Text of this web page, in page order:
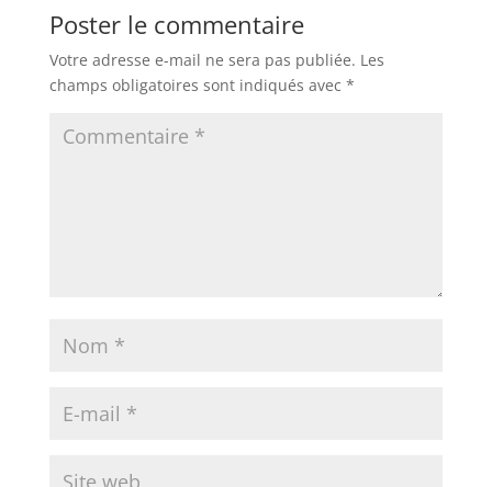
Poster le commentaire
Votre adresse e-mail ne sera pas publiée. Les
champs obligatoires sont indiqués avec *